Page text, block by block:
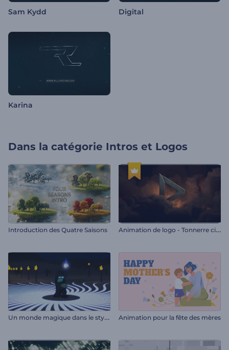
Sam Kydd Digital
Karina
Dans la catégorie Intros et Logos
Introduction des Quatre Saisons A
nimation de logo - Tonnerre cinématographique
U
n monde magique dans le style de Minecraft Animation pour la fête des mères